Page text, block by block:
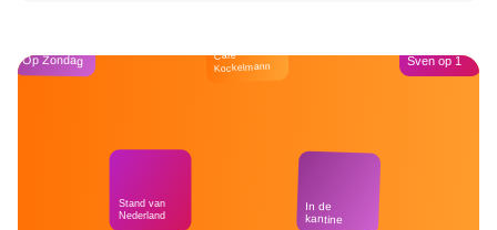
Op Zondag
Stand van
Nederland
Café
Kockelmann
In de
kantine
Sven op 1